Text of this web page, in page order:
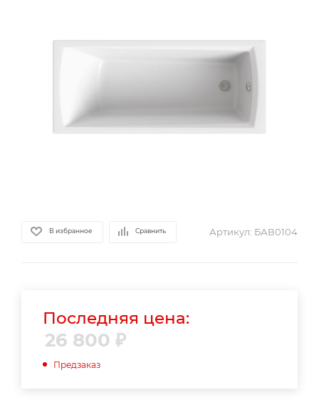
В избранное Сравнить Артикул: БАВ0104
Последняя цена:
26 800 ₽
Предзаказ